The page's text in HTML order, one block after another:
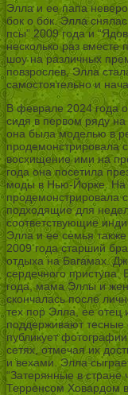
Элла и ее папа
бок о бок. Элла
псы” 2009 года и
несколько раз вместе
шоу на различных
повзрослев, Элла
самостоятельно и
В феврале 2024 года
сидя в первом ряду
она была моделью в
продемонстрировала
восхищение ими на
года она посетила
моды в Нью-Йорке. На
продемонстрировала
подходящие для
соответствующие
Элла и ее семья
2009 года старший
отдыха на Багамах.
сердечного приступа.
года, мама Эллы и
скончалась после
тех пор Элла, ее
поддерживают тесные
публикует
сетях, отмечая их
и вехами. Элла
“Затерянные в
Терренсом Ховардом